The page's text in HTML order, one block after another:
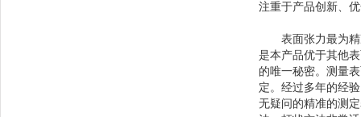
注重于产品创新、
表面张力最为精
是本产品优于其他表
的唯一秘密。测
定。经过多年的
无疑问的精准的测定